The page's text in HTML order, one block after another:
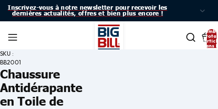
Inscrivez-vous à notre newsletter pour recevoir les
dernières actualités, offres et bien plus encore !
Inscrivez-vous à notre newsletter pour recevoir les
dernières actualités, offres et bien plus encore !
total
dans
SKU :
BB2001
Chaussure
Antidérapante
en Toile de